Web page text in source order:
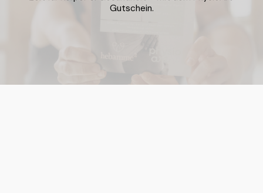
Gutschein.